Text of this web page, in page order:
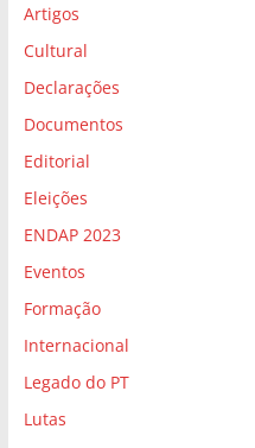
Artigos
Cultural
Declarações
Documentos
Editorial
Eleições
ENDAP 2023
Eventos
Formação
Internacional
Legado do PT
Lutas